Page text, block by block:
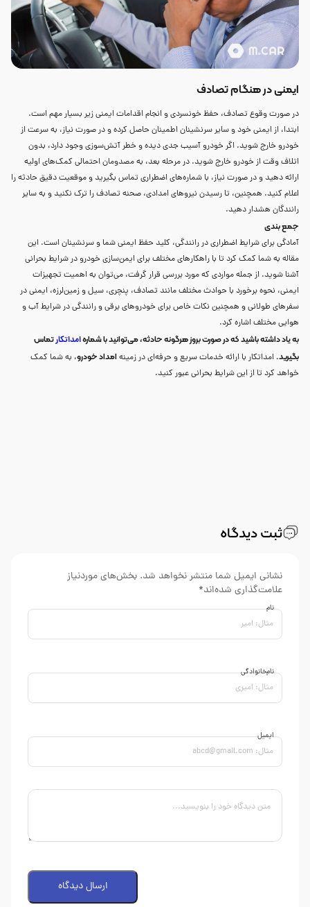
ایمنی در هنگام تصادف
در صورت وقوع تصادف، حفظ خونسردی و انجام اقدامات ایمنی زیر بسیار مهم است.
ابتدا، از ایمنی خود و سایر سرنشینان اطمینان حاصل کرده و در صورت نیاز، به سرعت از
خودرو خارج شوید. اگر خودرو آسیب جدی دیده و خطر آتش‌سوزی وجود دارد، بدون
اتلاف وقت از خودرو خارج شوید. در مرحله بعد، به مصدومان احتمالی کمک‌های اولیه
ارائه دهید و در صورت نیاز، با شماره‌های اضطراری تماس بگیرید و موقعیت دقیق حادثه را
اعلام کنید. همچنین، تا رسیدن نیروهای امدادی، صحنه تصادف را ترک نکنید و به سایر
رانندگان هشدار دهید.
جمع بندی
آمادگی برای شرایط اضطراری در رانندگی، کلید حفظ ایمنی شما و سرنشینان است. این
مقاله به شما کمک کرد تا با راهکارهای مختلف برای ایمن‌سازی خودرو در شرایط بحرانی
آشنا شوید. از جمله مواردی که مورد بررسی قرار گرفت، می‌توان به اهمیت تجهیزات
ایمنی، نحوه برخورد با حوادث مختلف مانند تصادف، پنچری، سیل و زمین‌لرزه، ایمنی در
سفرهای طولانی و همچنین نکات خاص برای خودروهای برقی و رانندگی در شرایط آب و
هوایی مختلف اشاره کرد.
به یاد داشته باشید که در صورت بروز هرگونه حادثه، می‌توانید با شمارهامداتکارتماس
بگیرید.امداتکار با ارائه خدمات سریع و حرفه‌ای در زمینهامداد خودرو، به شما کمک
خواهد کرد تا از این شرایط بحرانی عبور کنید.
ثبت دیدگاه
نشانی ایمیل شما منتشر نخواهد شد. بخش‌های موردنیاز
علامت‌گذاری شده‌اند*
نام
نام‌خانوادگی
ایمیل
ارسال دیدگاه